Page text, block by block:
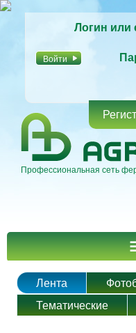
Логин или
Профессиональная сеть
Главное меню
Лента
Тематические